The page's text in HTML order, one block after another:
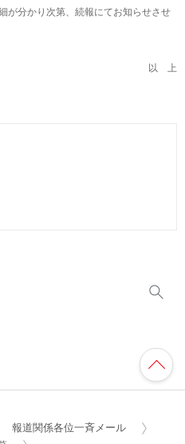
が分かり次第、続報にてお知らせさせ
以 上
報道関係各位一斉メール